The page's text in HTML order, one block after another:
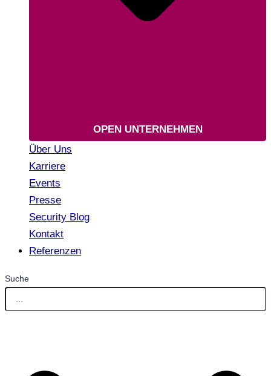
OPEN UNTERNEHMEN
Über Uns
Karriere
Events
Presse
Security Blog
Kontakt
Referenzen
Suche